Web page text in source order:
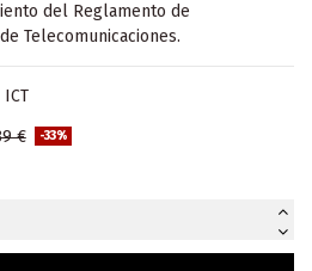
del Reglamento de
Telecomunicaciones.
€ -33%